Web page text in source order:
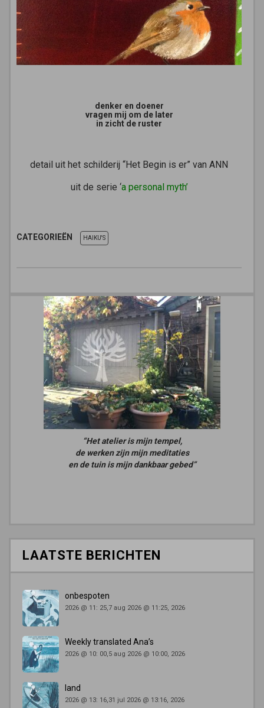
denker en doener
vragen mij om de later
in zicht de ruster
detail uit het schilderij “Het Begin is er” van ANN
uit de serie ‘a personal myth’
CATEGORIEËN HAIKU'S
“Het atelier is mijn tempel,
de werken zijn mijn meditaties
en de tuin is mijn dankbaar gebed”
LAATSTE BERICHTEN
onbespoten
2026 @ 11: 25,7 aug 2026 @ 11:25, 2026
Weekly translated Ana’s
2026 @ 10: 00,5 aug 2026 @ 10:00, 2026
land
2026 @ 13: 16,31 jul 2026 @ 13:16, 2026